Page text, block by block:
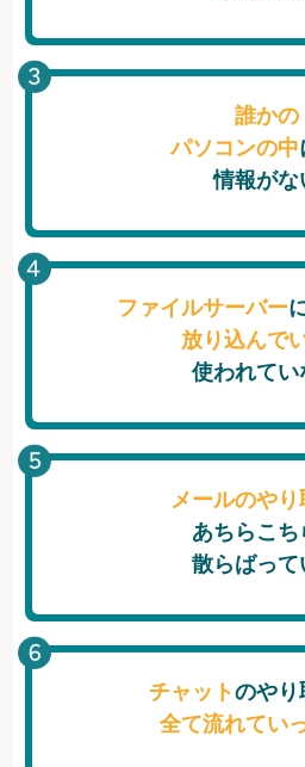
誰かの
パソコンの中
情報がな
ファイルサーバー
放り込んで
使われてい
メールのやり
あちらこち
散らばって
チャットのやり
全て流れてい